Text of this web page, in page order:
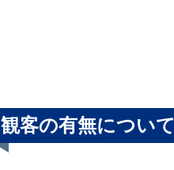
観客の有無について